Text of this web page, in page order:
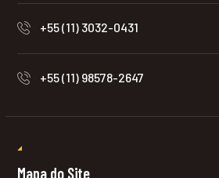
+55 (11) 3032-0431
+55 (11) 98578-2647
Mapa do Site